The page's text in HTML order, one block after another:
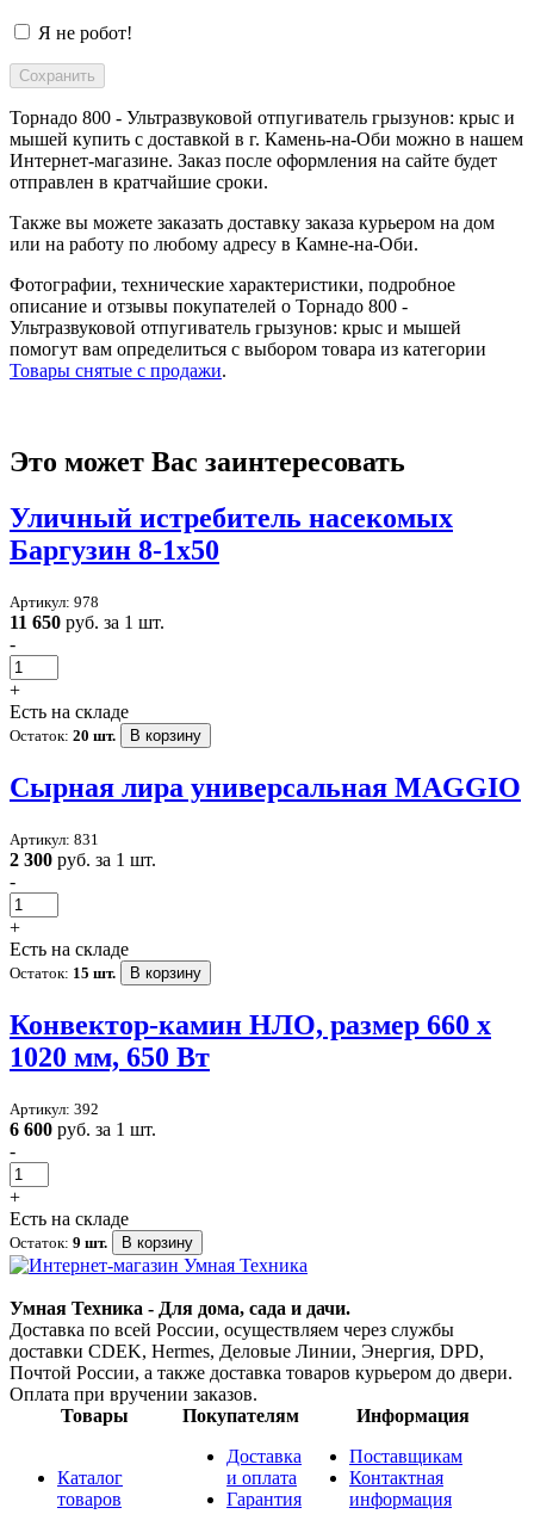
Я не робот!
Торнадо 800 - Ультразвуковой отпугиватель грызунов: крыс и
мышей купить с доставкой в г. Камень-на-Оби можно в нашем
Интернет-магазине. Заказ после оформления на сайте будет
отправлен в кратчайшие сроки.
Также вы можете заказать доставку заказа курьером на дом
или на работу по любому адресу в Камне-на-Оби.
Фотографии, технические характеристики, подробное
описание и отзывы покупателей о Торнадо 800 -
Ультразвуковой отпугиватель грызунов: крыс и мышей
помогут вам определиться с выбором товара из категории
Товары снятые с продажи.
Это может Вас заинтересовать
Уличный истребитель насекомых
Баргузин 8-1x50
Артикул: 978
11 650 руб. за 1 шт.
-
+
Есть на складе
Остаток: 20 шт. В корзину
Сырная лира универсальная MAGGIO
Артикул: 831
2 300 руб. за 1 шт.
-
+
Есть на складе
Остаток: 15 шт. В корзину
Конвектор-камин НЛО, размер 660 x
1020 мм, 650 Вт
Артикул: 392
6 600 руб. за 1 шт.
-
+
Есть на складе
Остаток: 9 шт. В корзину
Умная Техника - Для дома, сада и дачи.
Доставка по всей России, осуществляем через службы
доставки CDEK, Hermes, Деловые Линии, Энергия, DPD,
Почтой России, а также доставка товаров курьером до двери.
Оплата при вручении заказов.
Товары
Покупателям Информация
Каталог
товаров
Доставка
и оплата
Гарантия
Поставщикам
Контактная
информация